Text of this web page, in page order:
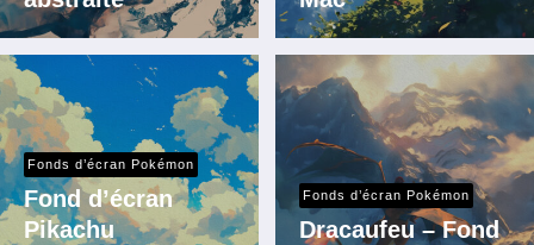
Fonds d’écran Pokémon
Fond d’écran
Pikachu
Fonds d’écran Pokémon
Dracaufeu – Fond